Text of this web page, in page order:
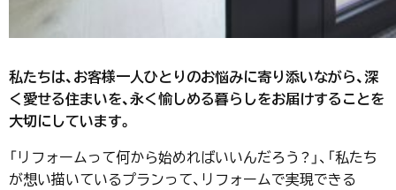
私たちは、お客様一人ひとりのお悩みに寄り添いながら、深
く愛せる住まいを、永く愉しめる暮らしをお届けすることを
大切にしています。
「リフォームって何から始めればいいんだろう？」、「私たち
が想い描いているプランって、リフォームで実現できる